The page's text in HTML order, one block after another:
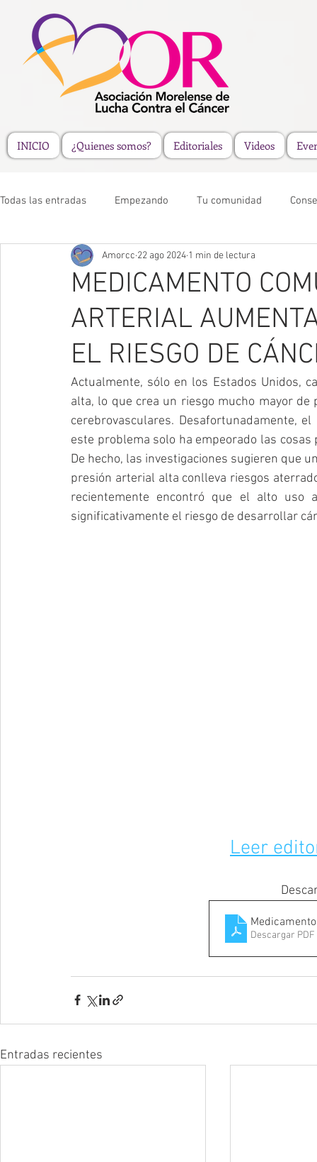
INICIO ¿Quienes somos? Editoriales Videos
Todas las entradas Empezando Tu comunidad
MEDICAMENTO
ARTERIAL
EL RIESGO DE
Amorcc 22 ago 2024 1 min de lectura
Actualmente, sólo en los Estados Unidos,
alta, lo que crea un riesgo mucho mayor
cerebrovasculares. Desafortunadamente,
este problema solo ha empeorado las
De hecho, las investigaciones sugieren que
presión arterial alta conlleva riesgos
recientemente encontró que el alto uso
significativamente el riesgo de desarrollar
Leer
Descargar PDF
Entradas recientes